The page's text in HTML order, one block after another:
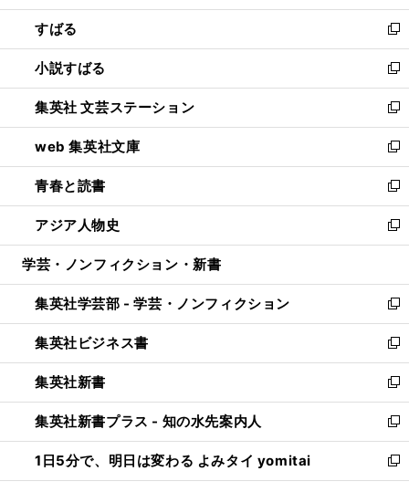
開
く
ウ
で
開
く
ン
ド
ウ
で
開
く
すばる
新
し
い
ウ
ィ
ン
ド
ウ
で
開
く
小説すばる
新
し
い
ウ
ィ
ン
ド
ウ
で
開
集英社 文芸ステーション
新
し
い
ウ
ィ
ン
ド
ウ
開
く
web 集英社文庫
新
し
い
ウ
ィ
ン
ウ
で
開
く
青春と読書
新
し
い
ウ
ン
ド
ウ
で
開
く
アジア人物史
新
し
ウ
ィ
ン
ド
ウ
で
開
く
学芸・ノンフィクション・新書
集英社学芸部 - 学芸・ノンフィクション
新
し
い
ウ
ィ
ン
ド
ウ
で
開
集英社ビジネス書
新
し
い
ウ
ィ
ン
ド
ウ
集英社新書
新
し
い
ウ
ィ
ン
集英社新書プラス - 知の水先案内人
新
し
い
ウ
1日5分で、明日は変わる よみタイ yomitai
新
し